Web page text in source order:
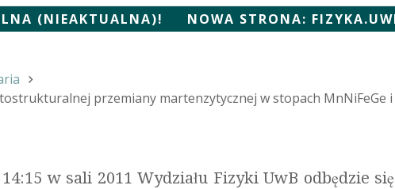
(NIEAKTUALNA)! NOWA STRONA:
przemiany martenzytycznej w stopach MnNiFeGe i
w sali 2011 Wydziału Fizyki UwB odbędzie